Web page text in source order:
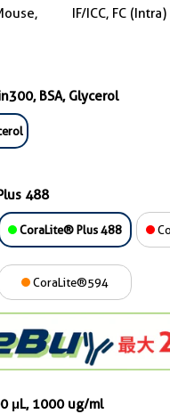
IF/ICC, FC (Intra)
BSA, Glycerol
488
CoraLite® Plus 488
CoraLite®594
μL, 1000 ug/ml